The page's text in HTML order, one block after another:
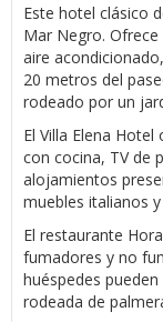
Este hotel clásico
Mar Negro.
aire
20 metros del
rodeado por un
El Villa Elena
con cocina, TV de
alojamientos
muebles italianos
El restaurante
fumadores y no
huéspedes
rodeada de